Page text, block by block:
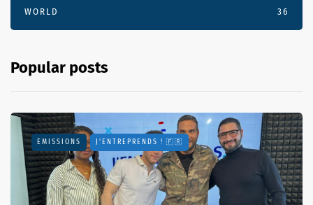
WORLD 36
Popular posts
EMISSIONS J'ENTREPRENDS ! 🇫🇷